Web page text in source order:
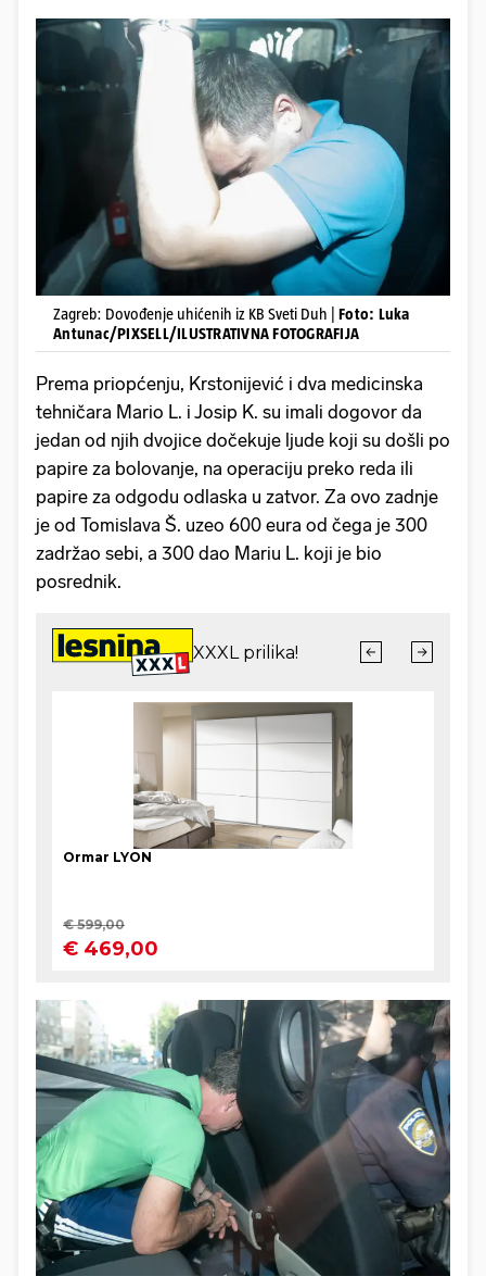
Zagreb: Dovođenje uhićenih iz KB Sveti Duh | Foto: Luka
Antunac/PIXSELL/ILUSTRATIVNA FOTOGRAFIJA
Prema priopćenju, Krstonijević i dva medicinska
tehničara Mario L. i Josip K. su imali dogovor da
jedan od njih dvojice dočekuje ljude koji su došli po
papire za bolovanje, na operaciju preko reda ili
papire za odgodu odlaska u zatvor. Za ovo zadnje
je od Tomislava Š. uzeo 600 eura od čega je 300
zadržao sebi, a 300 dao Mariu L. koji je bio
posrednik.